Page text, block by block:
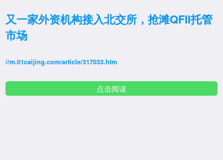
又一家外资机构接入北交所，抢滩QFII托管
市场
//m.01caijing.com/article/317033.htm
点击阅读